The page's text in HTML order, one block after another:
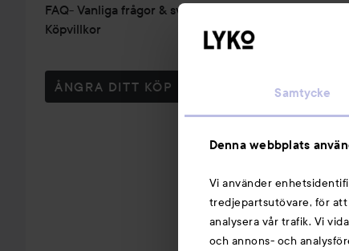
Samtycke
Denna webbplats
Vi använder
tredjepartsutövare, för att
analysera vår trafik. Vi
och annons- och
FAQ- Vanliga frågor & svar
Köpvillkor
ÅNGRA DITT KÖP